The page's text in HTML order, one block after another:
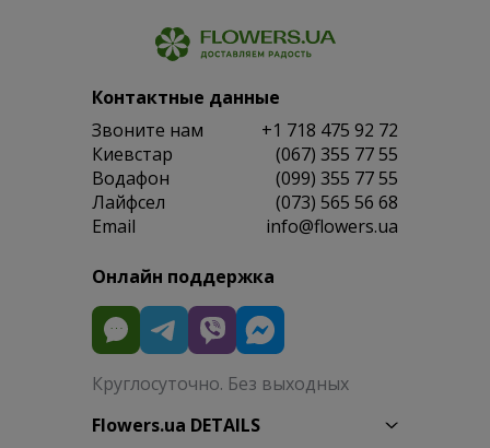
Контактные данные
Звоните нам
+1 718 475 92 72
Киевстар
(067) 355 77 55
Водафон
(099) 355 77 55
Лайфсел
(073) 565 56 68
Email
info@flowers.ua
Онлайн поддержка
Круглосуточно. Без выходных
Flowers.ua DETAILS